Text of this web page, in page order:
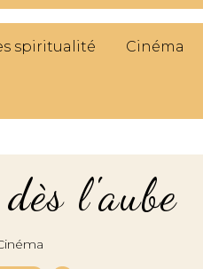
spiritualité Cinéma
l'aube